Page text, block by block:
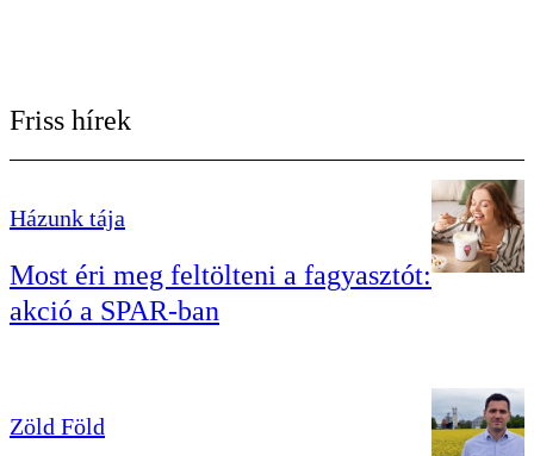
Friss hírek
Házunk tája
Most éri meg feltölteni a fagyasztót:
akció a SPAR-ban
Zöld Föld